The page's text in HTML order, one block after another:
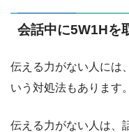
会話中に5W1Hを
伝える力がない人には
いう対処法もあります。
伝える力がない人は、